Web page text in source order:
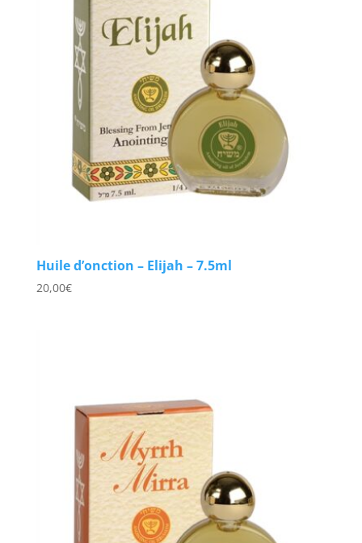
Huile d’onction – Elijah – 7.5ml
20,00€